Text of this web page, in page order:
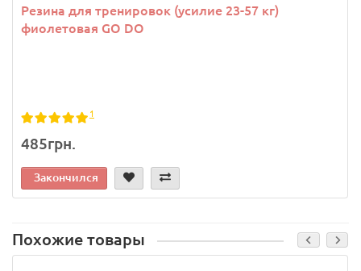
Резина для тренировок (усилие 23-57 кг)
фиолетовая GO DO
1
485грн.
Закончился
Похожие товары